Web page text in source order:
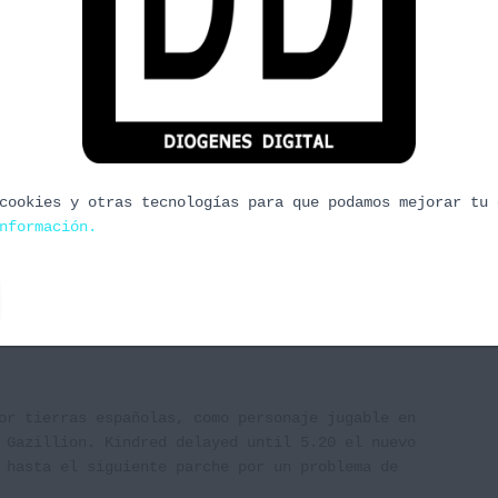
de mesa europea mas importante donde
para ver que novedades «cartonianas» nos
y otras tecnologías para que podamos mejorar tu